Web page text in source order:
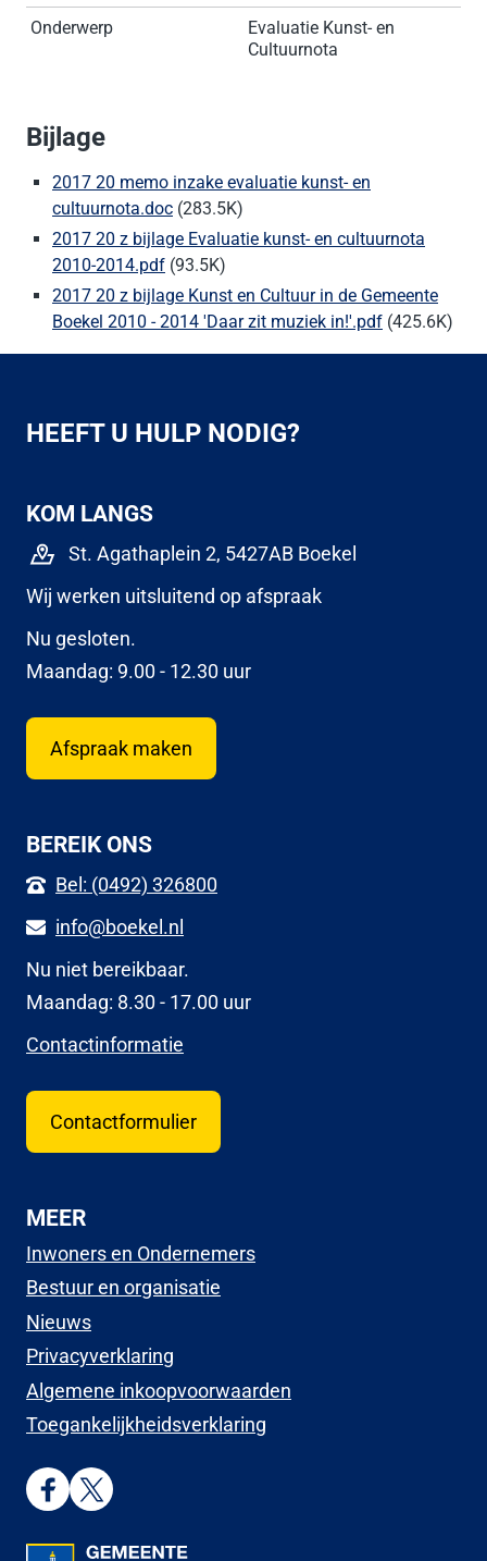
Onderwerp
Evaluatie Kunst- en
Cultuurnota
Bijlage
2017 20 memo inzake evaluatie kunst- en
cultuurnota.doc (283.5K)
2017 20 z bijlage Evaluatie kunst- en cultuurnota
2010-2014.pdf (93.5K)
2017 20 z bijlage Kunst en Cultuur in de Gemeente
Boekel 2010 - 2014 'Daar zit muziek in!'.pdf (425.6K)
HEEFT U HULP NODIG?
KOM LANGS
St. Agathaplein 2, 5427AB Boekel
Wij werken uitsluitend op afspraak
Nu gesloten.
Maandag: 9.00 - 12.30 uur
Afspraak maken
BEREIK ONS
Bel: (0492) 326800
info@boekel.nl
Nu niet bereikbaar.
Maandag: 8.30 - 17.00 uur
Contactinformatie
Contactformulier
MEER
Inwoners en Ondernemers
Bestuur en organisatie
Nieuws
Privacyverklaring
Algemene inkoopvoorwaarden
Toegankelijkheidsverklaring